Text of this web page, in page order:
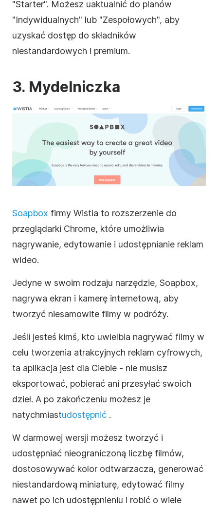
"Starter". Możesz uaktualnić do planów
"Indywidualnych" lub "Zespołowych", aby
uzyskać dostęp do składników
niestandardowych i premium.
3. Mydelniczka
Soapbox firmy Wistia to rozszerzenie do
przeglądarki Chrome, które umożliwia
nagrywanie, edytowanie i udostępnianie reklam
wideo.
Jedyne w swoim rodzaju narzędzie, Soapbox,
nagrywa ekran i kamerę internetową, aby
tworzyć niesamowite filmy w podróży.
Jeśli jesteś kimś, kto uwielbia nagrywać filmy w
celu tworzenia atrakcyjnych reklam cyfrowych,
ta aplikacja jest dla Ciebie - nie musisz
eksportować, pobierać ani przesyłać swoich
dzieł. A po zakończeniu możesz je
natychmiastudostępnić .
W darmowej wersji możesz tworzyć i
udostępniać nieograniczoną liczbę filmów,
dostosowywać kolor odtwarzacza, generować
niestandardową miniaturę, edytować filmy
nawet po ich udostępnieniu i robić o wiele